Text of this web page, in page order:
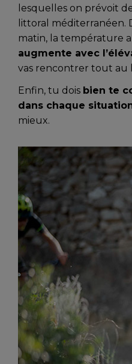
lesquelles on prévoit
littoral méditerranéen.
matin, la température
augmente avec
vas rencontrer tout au
Enfin, tu dois bien te
dans chaque
mieux.